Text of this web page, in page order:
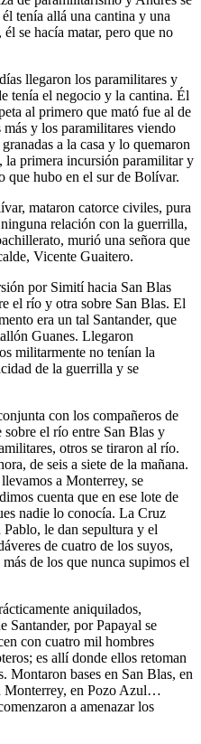
tenía allá una cantina y una
se hacía matar, pero que no
llegaron los paramilitares y
tenía el negocio y la cantina. Él
al primero que mató fue al de
y los paramilitares viendo
a la casa y lo quemaron
primera incursión paramilitar y
que hubo en el sur de Bolívar.
mataron catorce civiles, pura
relación con la guerrilla,
murió una señora que
Vicente Guaitero.
por Simití hacia San Blas
el río y otra sobre San Blas. El
era un tal Santander, que
Guanes. Llegaron
militarmente no tenían la
de la guerrilla y se
con los compañeros de
el río entre San Blas y
otros se tiraron al río.
de seis a siete de la mañana.
a Monterrey, se
cuenta que en ese lote de
nadie lo conocía. La Cruz
Pablo, le dan sepultura y el
de cuatro de los suyos,
de los que nunca supimos el
aniquilados,
Santander, por Papayal se
con cuatro mil hombres
es allí donde ellos retoman
Montaron bases en San Blas, en
Monterrey, en Pozo Azul…
a amenazar los